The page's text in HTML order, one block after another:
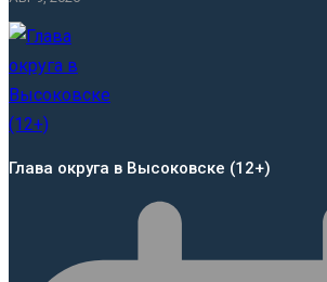
Глава округа в Высоковске (12+)